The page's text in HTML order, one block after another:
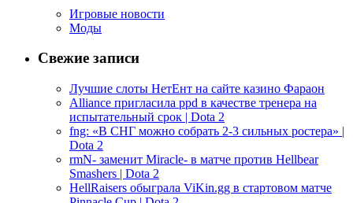
Игровые новости
Моды
Свежие записи
Лучшие слоты НетЕнт на сайте казино Фараон
Alliance пригласила ppd в качестве тренера на
испытательный срок | Dota 2
fng: «В СНГ можно собрать 2-3 сильных ростера» |
Dota 2
rmN- заменит Miracle- в матче против Hellbear
Smashers | Dota 2
HellRaisers обыграла ViKin.gg в стартовом матче